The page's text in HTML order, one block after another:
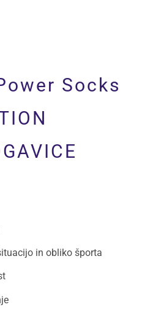
Socks
in obliko športa